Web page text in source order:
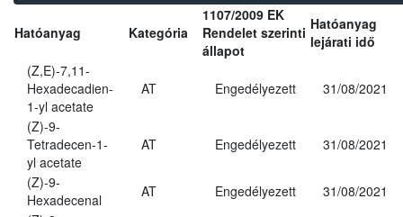
Hatóanyag Kategória
1107/2009 EK
Rendelet szerinti
állapot
Hatóanyag
lejárati idő
(Z,E)-7,11-
Hexadecadien-
1-yl acetate
AT Engedélyezett 31/08/2021
(Z)-9-
Tetradecen-1-
yl acetate
AT Engedélyezett 31/08/2021
(Z)-9-
Hexadecenal
AT Engedélyezett
31/08/2021